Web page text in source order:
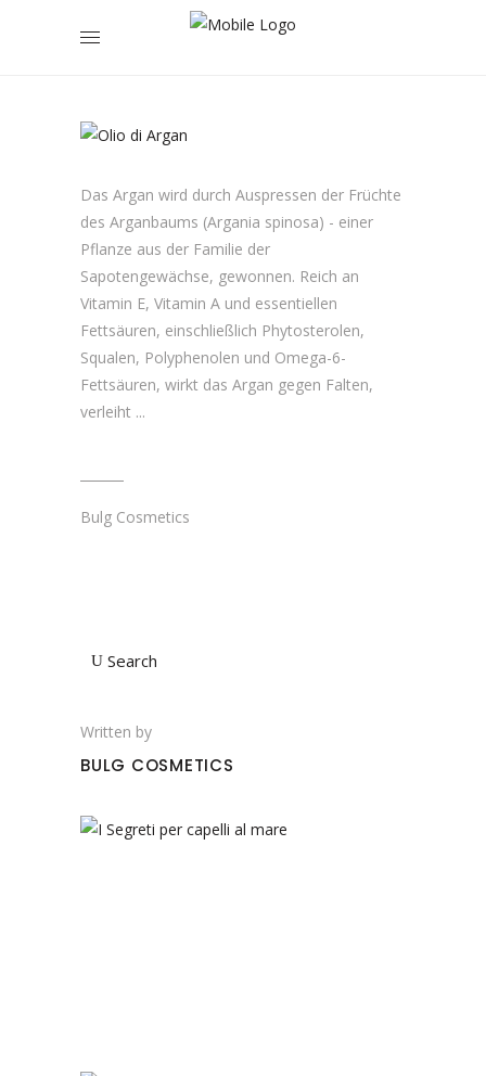
IHR
Das Argan wird durch Auspressen der Früchte
des Arganbaums (Argania spinosa) - einer
Pflanze aus der Familie der
Sapotengewächse, gewonnen. Reich an
Vitamin E, Vitamin A und essentiellen
Fettsäuren, einschließlich Phytosterolen,
Squalen, Polyphenolen und Omega-6-
Fettsäuren, wirkt das Argan gegen Falten,
verleiht
Bulg Cosmetics
Search
Written by
BULG COSMETICS